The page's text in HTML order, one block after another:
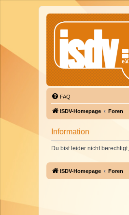
FAQ
ISDV-Homepage Foren
Information
Du bist leider nicht
ISDV-Homepage Foren